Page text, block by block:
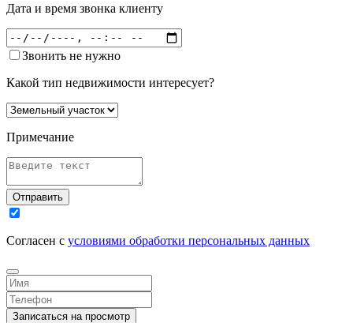
Дата и время звонка клиенту
Звонить не нужно
Какой тип недвижимости интересует?
Примечание
Отправить
Согласен с условиями обработки персональных данных
Записаться на просмотр